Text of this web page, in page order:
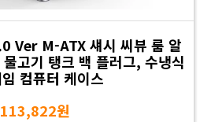
Ver M-ATX 섀시 씨뷰 룸 알
고기 탱크 백 플러그, 수냉식
컴퓨터 케이스
113,822원